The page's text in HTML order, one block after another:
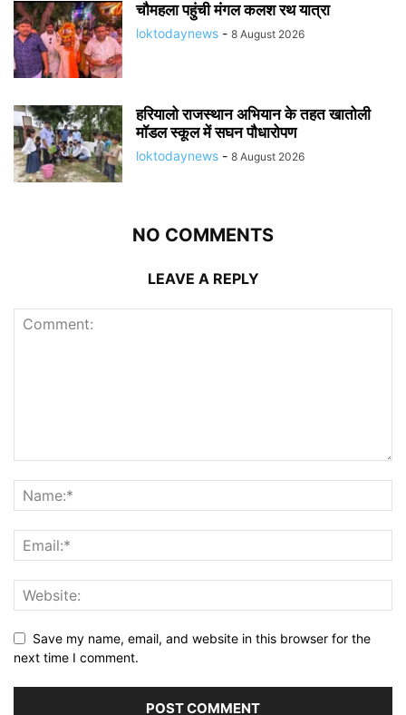
चौमहला पहुंची मंगल कलश रथ यात्रा
loktodaynews - 8 August 2026
हरियालो राजस्थान अभियान के तहत खातोली
मॉडल स्कूल में सघन पौधारोपण
loktodaynews - 8 August 2026
NO COMMENTS
LEAVE A REPLY
Save my name, email, and website in this browser for the
next time I comment.